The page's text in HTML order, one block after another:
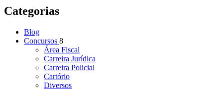
Categorias
Blog
Concursos 8
Área Fiscal
Carreira Jurídica
Carreira Policial
Cartório
Diversos